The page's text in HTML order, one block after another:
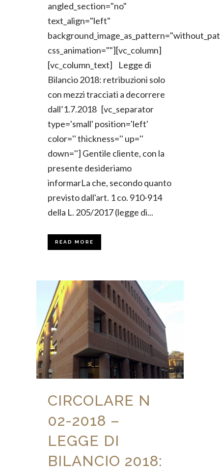
angled_section="no"
text_align="left"
css_animation=""][vc_column]
[vc_column_text] Legge di
Bilancio 2018: retribuzioni solo
con mezzi tracciati a decorrere
dall’1.7.2018 [vc_separator
type='small' position='left'
color='' thickness='' up=''
down=''] Gentile cliente, con la
presente desideriamo
informarLa che, secondo quanto
previsto dall'art. 1 co. 910-914
della L. 205/2017 (legge di...
READ MORE
CIRCOLARE N
02-2018 –
LEGGE DI
BILANCIO 2018: